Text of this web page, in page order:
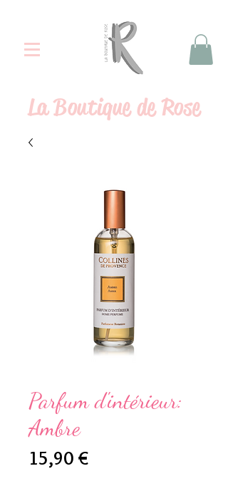
LaBoutique de Rose
Parfum d'intérieur:
Ambre
15,90 €Prix